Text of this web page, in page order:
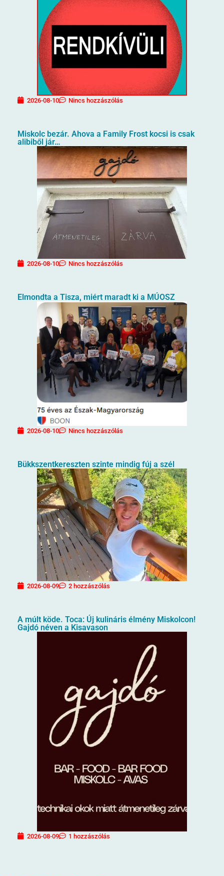
2026-08-10 Nincs hozzászólás
Miskolc bezár. Ahova a Family Frost kocsi is csak
alibiből jár…
2026-08-10 Nincs hozzászólás
Elmondta a Tisza, miért maradt ki a MÚOSZ
2026-08-10 Nincs hozzászólás
Bükkszentkereszten szinte mindig fúj a szél
2026-08-09 2 hozzászólás
A múlt köde. Toca: Új kulináris élmény Miskolcon!
Gajdó néven a Kisavason
2026-08-09 1 hozzászólás